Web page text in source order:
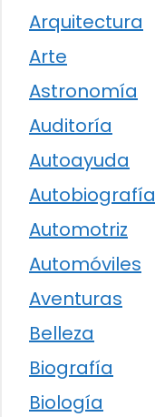
Arquitectura
Arte
Astronomía
Auditoría
Autoayuda
Autobiografía
Automotriz
Automóviles
Aventuras
Belleza
Biografía
Biología